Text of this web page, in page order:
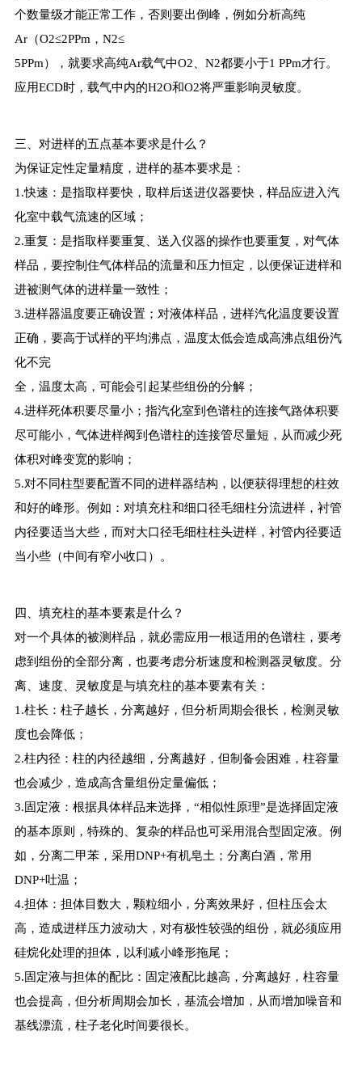
个数量级才能正常工作，否则要出倒峰，例如分析高纯
Ar（O2≤2PPm，N2≤
5PPm），就要求高纯Ar载气中O2、N2都要小于1 PPm才行。
应用ECD时，载气中内的H2O和O2将严重影响灵敏度。
三、对进样的五点基本要求是什么？
为保证定性定量精度，进样的基本要求是：
1.快速：是指取样要快，取样后送进仪器要快，样品应进入汽
化室中载气流速的区域；
2.重复：是指取样要重复、送入仪器的操作也要重复，对气体
样品，要控制住气体样品的流量和压力恒定，以便保证进样和
进被测气体的进样量一致性；
3.进样器温度要正确设置；对液体样品，进样汽化温度要设置
正确，要高于试样的平均沸点，温度太低会造成高沸点组份汽
化不完
全，温度太高，可能会引起某些组份的分解；
4.进样死体积要尽量小；指汽化室到色谱柱的连接气路体积要
尽可能小，气体进样阀到色谱柱的连接管尽量短，从而减少死
体积对峰变宽的影响；
5.对不同柱型要配置不同的进样器结构，以便获得理想的柱效
和好的峰形。例如：对填充柱和细口径毛细柱分流进样，衬管
内径要适当大些，而对大口径毛细柱柱头进样，衬管内径要适
当小些（中间有窄小收口）。
四、填充柱的基本要素是什么？
对一个具体的被测样品，就必需应用一根适用的色谱柱，要考
虑到组份的全部分离，也要考虑分析速度和检测器灵敏度。分
离、速度、灵敏度是与填充柱的基本要素有关：
1.柱长：柱子越长，分离越好，但分析周期会很长，检测灵敏
度也会降低；
2.柱内径：柱的内径越细，分离越好，但制备会困难，柱容量
也会减少，造成高含量组份定量偏低；
3.固定液：根据具体样品来选择，“相似性原理”是选择固定液
的基本原则，特殊的、复杂的样品也可采用混合型固定液。例
如，分离二甲苯，采用DNP+有机皂土；分离白酒，常用
DNP+吐温；
4.担体：担体目数大，颗粒细小，分离效果好，但柱压会太
高，造成进样压力波动大，对有极性较强的组份，就必须应用
硅烷化处理的担体，以利减小峰形拖尾；
5.固定液与担体的配比：固定液配比越高，分离越好，柱容量
也会提高，但分析周期会加长，基流会增加，从而增加噪音和
基线漂流，柱子老化时间要很长。